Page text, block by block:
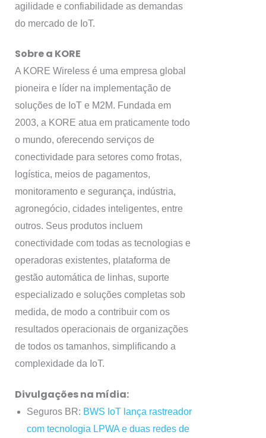
agilidade e confiabilidade as demandas
do mercado de IoT.
Sobre a KORE
A KORE Wireless é uma empresa global
pioneira e líder na implementação de
soluções de IoT e M2M. Fundada em
2003, a KORE atua em praticamente todo
o mundo, oferecendo serviços de
conectividade para setores como frotas,
logística, meios de pagamentos,
monitoramento e segurança, indústria,
agronegócio, cidades inteligentes, entre
outros. Seus produtos incluem
conectividade com todas as tecnologias e
operadoras existentes, plataforma de
gestão automática de linhas, suporte
especializado e soluções completas sob
medida, de modo a contribuir com os
resultados operacionais de organizações
de todos os tamanhos, simplificando a
complexidade da IoT.
Divulgações na mídia:
Seguros BR: BWS IoT lança rastreador
com tecnologia LPWA e duas redes de